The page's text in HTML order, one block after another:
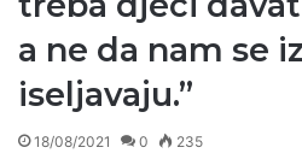
a ne da nam se
iseljavaju.”
18/08/2021 0 235